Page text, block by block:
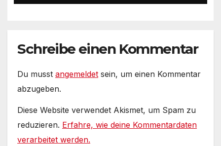
Schreibe einen Kommentar
Du musst angemeldet sein, um einen Kommentar
abzugeben.
Diese Website verwendet Akismet, um Spam zu
reduzieren. Erfahre, wie deine Kommentardaten
verarbeitet werden.